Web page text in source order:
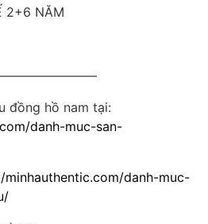
2+6 NĂM
đồng hồ nam tại:
danh-muc-san-
minhauthentic.com/danh-muc-